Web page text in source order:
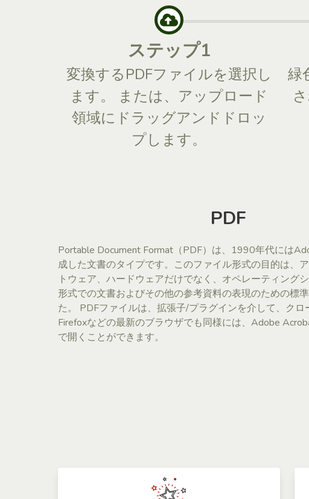
ステップ1
変換するPDFファイルを選択し
ます。 または、アップロード
領域にドラッグアンドドロッ
プします。
緑
PDF
Portable Document Format（PDF）は、1990年代には
成した文書のタイプです。このファイル形式の目的は、
トウェア、ハードウェアだけでなく、オペレーティング
形式での文書およびその他の参考資料の表現のための標
た。 PDFファイルは、拡張子/プラグインを介して、クロ
Firefoxなどの最新のブラウザでも同様には、Adobe
で開くことができます。